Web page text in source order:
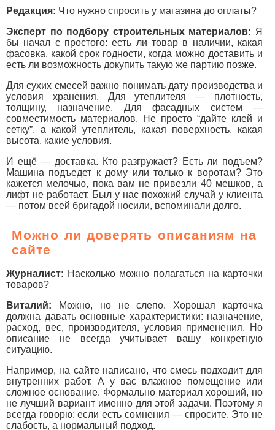
Редакция: Что нужно спросить у магазина до оплаты?
Эксперт по подбору строительных материалов: Я
бы начал с простого: есть ли товар в наличии, какая
фасовка, какой срок годности, когда можно доставить и
есть ли возможность докупить такую же партию позже.
Для сухих смесей важно понимать дату производства и
условия хранения. Для утеплителя — плотность,
толщину, назначение. Для фасадных систем —
совместимость материалов. Не просто “дайте клей и
сетку”, а какой утеплитель, какая поверхность, какая
высота, какие условия.
И ещё — доставка. Кто разгружает? Есть ли подъем?
Машина подъедет к дому или только к воротам? Это
кажется мелочью, пока вам не привезли 40 мешков, а
лифт не работает. Был у нас похожий случай у клиента
— потом всей бригадой носили, вспоминали долго.
Можно ли доверять описаниям на
сайте
Журналист: Насколько можно полагаться на карточки
товаров?
Виталий: Можно, но не слепо. Хорошая карточка
должна давать основные характеристики: назначение,
расход, вес, производителя, условия применения. Но
описание не всегда учитывает вашу конкретную
ситуацию.
Например, на сайте написано, что смесь подходит для
внутренних работ. А у вас влажное помещение или
сложное основание. Формально материал хороший, но
не лучший вариант именно для этой задачи. Поэтому я
всегда говорю: если есть сомнения — спросите. Это не
слабость, а нормальный подход.